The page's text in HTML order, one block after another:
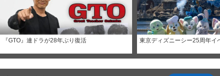
『GTO』連ドラが28年ぶり復活 東京ディズニーシー25周年イ